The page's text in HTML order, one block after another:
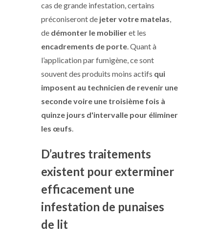
cas de grande infestation, certains
préconiseront de jeter votre matelas,
de démonter le mobilieret les
encadrements de porte. Quant à
l’application par fumigène, ce sont
souvent des produits moins actifs qui
imposent au technicien de revenir une
seconde voire une troisième fois à
quinze jours d'intervalle pour éliminer
les œufs.
D’autres traitements
existent pour exterminer
efficacement une
infestation de punaises
de lit